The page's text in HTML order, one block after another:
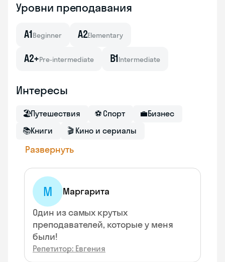
Уровни преподавания
A1Beginner A2Elementary
A2+Pre-intermediate B1Intermediate
Интересы
🏖Путешествия ⚽ Спорт 💼Бизнес
📚Книги 🎬 Кино и сериалы
Развернуть
М
Маргарита
Один из самых крутых
преподавателей, которые у меня
были!
Репетитор: Евгения